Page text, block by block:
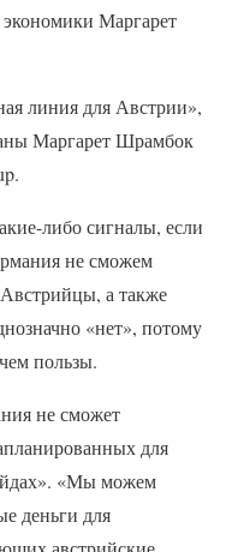
экономики Маргарет
линия для Австрии»,
Маргарет Шрамбок
либо сигналы, если
не сможем
а также
«нет», потому
пользы.
не сможет
для
«Мы можем
деньги для